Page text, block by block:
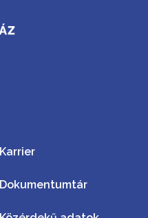
Karrier
Dokumentumtár